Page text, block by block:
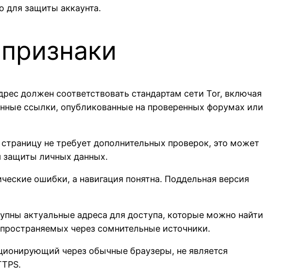
для защиты аккаунта.
должен соответствовать стандартам сети Tor, включая
ссылки, опубликованные на проверенных форумах или
не требует дополнительных проверок, это может
защиты личных данных.
ошибки, а навигация понятна. Поддельная версия
актуальные адреса для доступа, которые можно найти
через сомнительные источники.
через обычные браузеры, не является